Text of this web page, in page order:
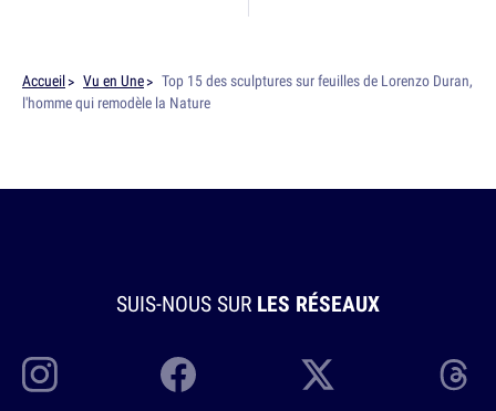
Accueil Vu en Une
Top 15 des sculptures sur feuilles de Lorenzo Duran,
l'homme qui remodèle la Nature
SUIS-NOUS SUR LES RÉSEAUX